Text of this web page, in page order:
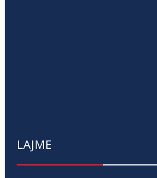
LAJME